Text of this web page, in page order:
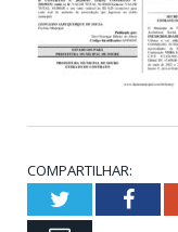
COMPARTILHAR:
Twitter